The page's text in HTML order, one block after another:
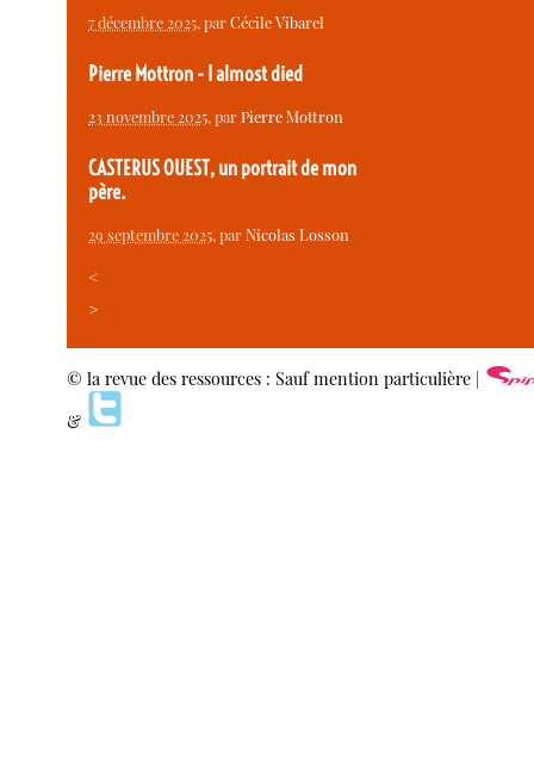
7 décembre 2025, parCécile Vibarel
Pierre Mottron - I almost died
23 novembre 2025, parPierre Mottron
CASTERUS OUEST, un portrait de mon
père.
29 septembre 2025, parNicolas Losson
<
>
© la revue des ressources : Sauf mention particulière |
&